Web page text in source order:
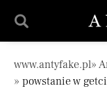
www.antyfake.pl
powstanie w